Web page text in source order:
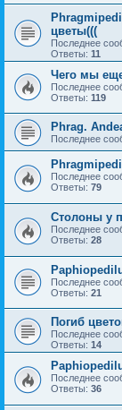
цветы(((
Последнее
Ответы: 11
Чего мы
Последнее
Ответы: 119
Phrag.
Последнее
Последнее
Ответы: 79
Столоны у
Последнее
Ответы: 28
Последнее
Ответы: 21
Погиб
Последнее
Ответы: 14
Последнее
Ответы: 36